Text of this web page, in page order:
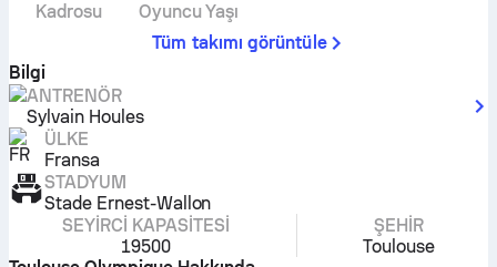
Kadrosu
Oyuncu Yaşı
Tüm takımı görüntüle
Bilgi
ANTRENÖR
Sylvain Houles
ÜLKE
Fransa
STADYUM
Stade Ernest-Wallon
SEYIRCI KAPASITESI
19500
ŞEHIR
Toulouse